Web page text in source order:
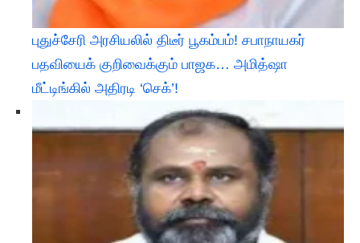
புதுச்சேரி அரசியலில் திடீர் பூகம்பம்! சபாநாயகர்
பதவியைக் குறிவைக்கும் பாஜக… அமித்ஷா
மீட்டிங்கில் அதிரடி ‘செக்’!